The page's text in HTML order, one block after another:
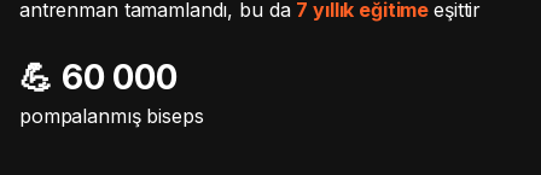
antrenman tamamlandı, bu da 7 yıllık eğitimeeşittir
💪 60 000
pompalanmış biseps